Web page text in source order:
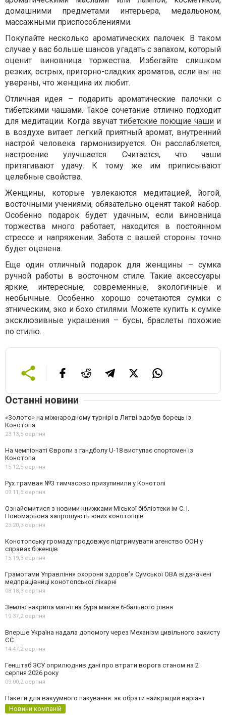
домашними предметами интерьера, медальоном,
массажными приспособлениями.
Покупайте несколько ароматических палочек. В таком
случае у вас больше шансов угадать с запахом, который
оценит виновница торжества. Избегайте слишком
резких, острых, приторно-сладких ароматов, если вы не
уверены, что женщина их любит.
Отличная идея – подарить ароматические палочки с
тибетскими чашами. Такое сочетание отлично подходит
для медитации. Когда звучат тибетские поющие чаши и
в воздухе витает легкий приятный аромат, внутренний
настрой человека гармонизируется. Он расслабляется,
настроение улучшается. Считается, что чаши
притягивают удачу. К тому же им приписывают
целебные свойства.
Женщины, которые увлекаются медитацией, йогой,
восточными учениями, обязательно оценят такой набор.
Особенно подарок будет удачным, если виновница
торжества много работает, находится в постоянном
стрессе и напряжении. Забота с вашей стороны точно
будет оценена.
Еще один отличный подарок для женщины – сумка
ручной работы в восточном стиле. Такие аксессуары
яркие, интересные, современные, экологичные и
необычные. Особенно хорошо сочетаются сумки с
этническим, эко и бохо стилями. Можете купить к сумке
эксклюзивные украшения – бусы, браслеты похожие
по стилю.
Останні новини
«Золото» на міжнародному турнірі в Литві здобув борець із
Конотопа
23:13,5 серпня
На чемпіонаті Європи з гандболу U-18 виступає спортсмен із
Конотопа
15:12,5 серпня
Рух трамвая №3 тимчасово призупинили у Конотопі
09:11,5 серпня
Ознайомитися з новими книжками Міської бібліотеки ім С. І.
Пономарьова запрошують юних конотопців
23:20,3 серпня
Конотопську громаду продовжує підтримувати агенство ООН у
справах біженців
15:19,3 серпня
Грамотами Управління охорони здоров’я Сумської ОВА відзначені
медпрацівниці конотопської лікарні
08:18,3 серпня
Землю накрила магнітна буря майже 6-бального рівня
19:37,2 серпня
Вперше Україна надала допомогу через Механізм цивільного захисту
ЄС
14:47,2 серпня
Генштаб ЗСУ оприлюднив дані про втрати ворога станом на 2
серпня 2026 року
09:00,2 серпня
Пакети для вакуумного пакування: як обрати найкращий варіант
Новини компаній